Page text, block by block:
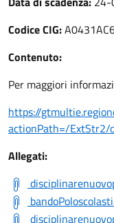
Codice CIG:
Contenuto:
Per maggiori
https://
actionPath=/ExtStr2/
Allegati: